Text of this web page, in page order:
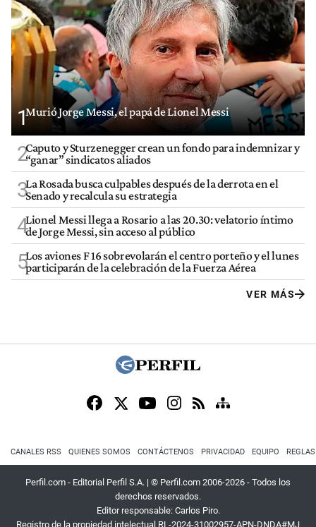
1Murió Jorge Messi, el papá de Lionel Messi
2Caputo y Sturzenegger crean un fondo para indemnizar y
“ganar” sindicatos aliados
3La Rosada busca culpables después de la derrota en el
Senado y recalcula su estrategia
4Lionel Messi llega a Rosario a las 20.30: velatorio íntimo
de Jorge Messi, sin acceso al público
5Los aviones F 16 sobrevolarán el centro porteño y el lunes
participarán de la celebración de la Fuerza Aérea
VER MÁS
CANALES RSS QUIENES SOMOS CONTÁCTENOS PRIVACIDAD EQUIPO
Perfil.com - Editorial Perfil S.A. | © Perfil.com 2006-2026 - Todos los
derechos reservados.
Editor responsable: Carlos Piro.
Registro de la propiedad intelectual RL-2024-31002957-APN-DNDA#MJ